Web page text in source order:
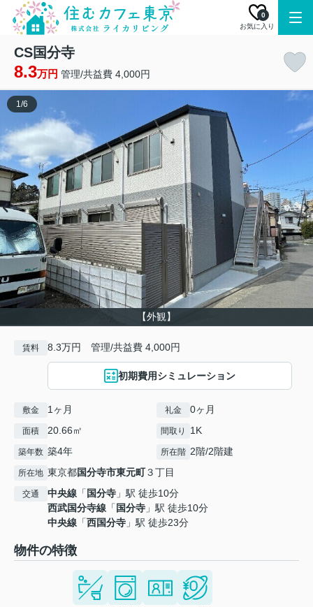
お気に入り
0
CS国分寺
8.3万円 管理/共益費 4,000円
【外観】
1/6
賃料 8.3万円 管理/共益費 4,000円
初期費用シミュレーション
敷金 1ヶ月 礼金 0ヶ月
面積 20.66㎡ 間取り 1K
築年数 築4年 所在階 2階/2階建
所在地 東京都国分寺市東元町３丁目
交通 中央線 「 国分寺 」駅 徒歩10分
西武国分寺線 「 国分寺 」駅 徒歩10分
中央線 「西国分寺 」駅 徒歩23分
物件の特徴